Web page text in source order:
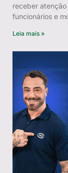
receber
funcionários e
Leia mais »